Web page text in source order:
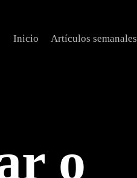
Inicio Artículos semanales
o